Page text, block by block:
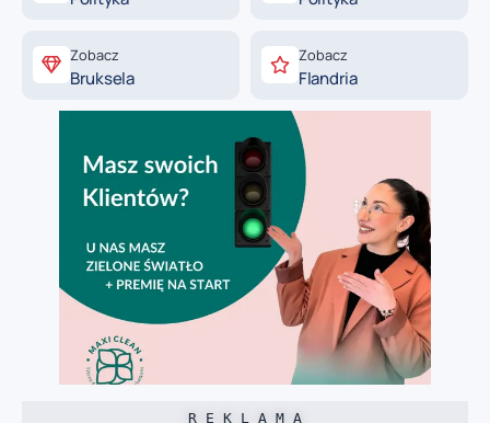
Zobacz
Bruksela
Zobacz
Flandria
R E K L A M A